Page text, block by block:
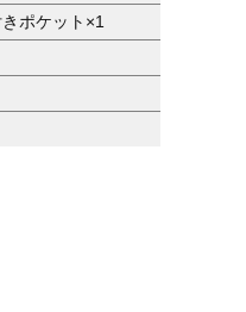
ポケット×1